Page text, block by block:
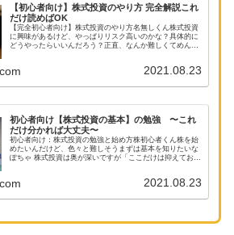
【初心者向け】株式投資のやり方 完全解説これ
だけ読めばOK
【完全初心者向け】株式投資のやり方名無しくん株式投資
に興味があるけど、やっぱりリスク高いのかな？具体的に
どうやったらいいんだろう？正直、なんか難しくてめんど
2021.08.23
初心者向け【株式投資の基本】の勉強 〜これ
だけ分かれば大丈夫〜
初心者向け：株式投資の勉強と始め方株初心者くん株を始
めたいんだけど、色々と難しそうまずは基本を知りたいな
ぽちゃ 株式投資は奥が深いですが「ここだけは抑えておき
2021.08.23